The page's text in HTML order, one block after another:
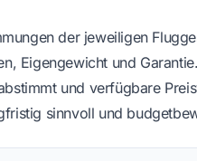
der jeweiligen
Eigengewicht und Garantie.
und verfügbare
sinnvoll und